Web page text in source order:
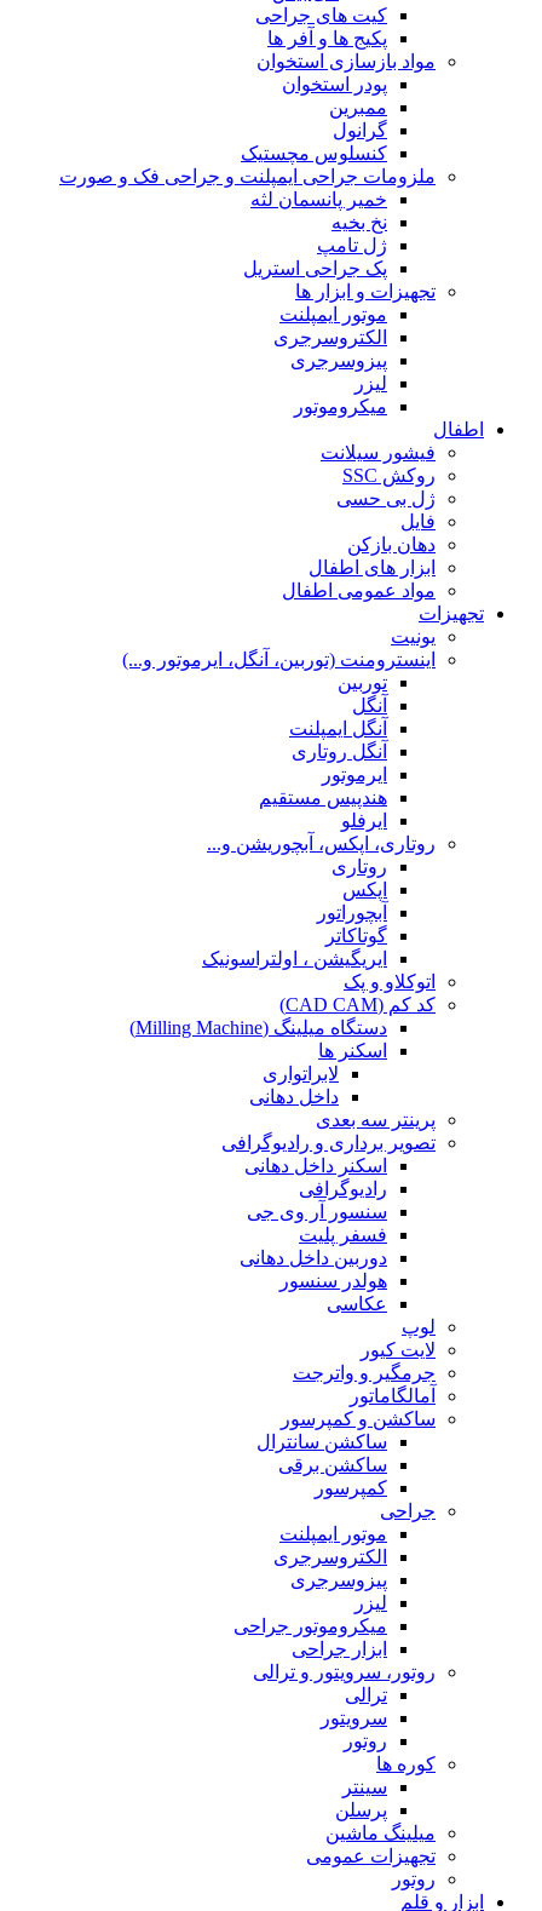
کیت های جراحی
پکیج ها و آفر ها
مواد بازسازی استخوان
پودر استخوان
ممبرین
گرانول
کنسلوس مچستیک
ملزومات جراحی ایمپلنت و جراحی فک و صورت
خمیر پانسمان لثه
نخ بخیه
ژل تامپ
پک جراحی استریل
تجهیزات و ابزار ها
موتور ایمپلنت
الکتروسرجری
پیزوسرجری
لیزر
میکروموتور
اطفال
فیشور سیلانت
روکش SSC
ژل بی حسی
فایل
دهان بازکن
ابزار های اطفال
مواد عمومی اطفال
تجهیزات
یونیت
اینسترومنت (توربین، آنگل، ایرموتور و...)
توربین
آنگل
آنگل ایمپلنت
آنگل روتاری
ایرموتور
هندپیس مستقیم
ایرفلو
روتاری، اپکس، آبچوریشن و...
روتاری
اپکس
آبچوراتور
گوتاکاتر
ایریگیشن ، اولتراسونیک
اتوکلاو و پک
کد کم (CAD CAM)
دستگاه میلینگ (Milling Machine)
اسکنر ها
لابراتواری
داخل دهانی
پرینتر سه بعدی
تصویر برداری و رادیوگرافی
اسکنر داخل دهانی
رادیوگرافی
سنسور آر وی جی
فسفر پلیت
دوربین داخل دهانی
هولدر سنسور
عکاسی
لوپ
لایت کیور
جرمگیر و واترجت
آمالگاماتور
ساکشن و کمپرسور
ساکشن سانترال
ساکشن برقی
کمپرسور
جراحی
موتور ایمپلنت
الکتروسرجری
پیزوسرجری
لیزر
میکروموتور جراحی
ابزار جراحی
روتور، سرویتور و ترالی
ترالی
سرویتور
روتور
کوره ها
سینتر
پرسلن
میلینگ ماشین
تجهیزات عمومی
روتور
ابزار و قلم